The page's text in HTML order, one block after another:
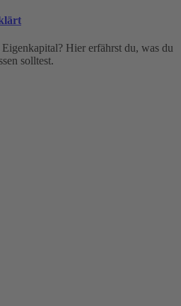
Hier erfährst du, was du
solltest.